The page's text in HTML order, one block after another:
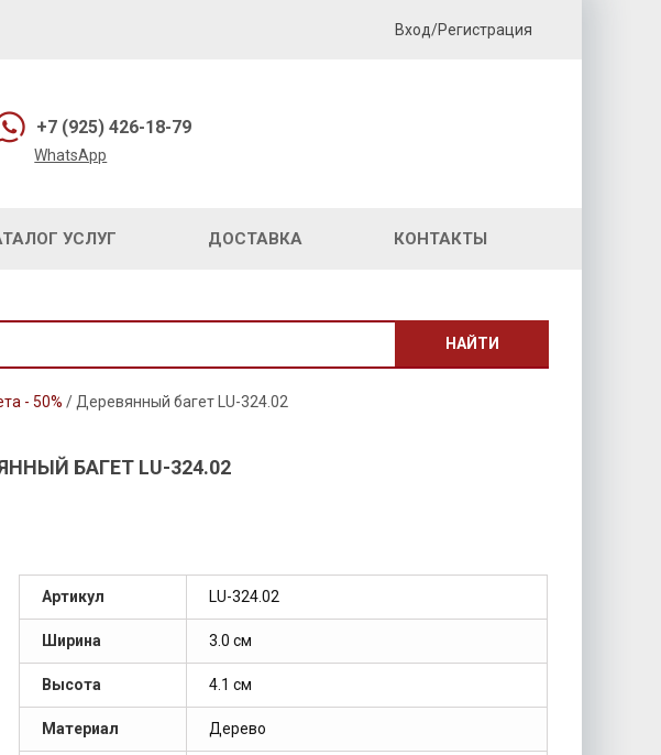
Вход/Регистрация
+7 (925) 426-18-79
WhatsApp
УСЛУГ ДОСТАВКА КОНТАКТЫ
НАЙТИ
- 50% / Деревянный багет LU-324.02
БАГЕТ LU-324.02
Артикул LU-324.02
Ширина 3.0 см
Высота 4.1 см
Материал Дерево